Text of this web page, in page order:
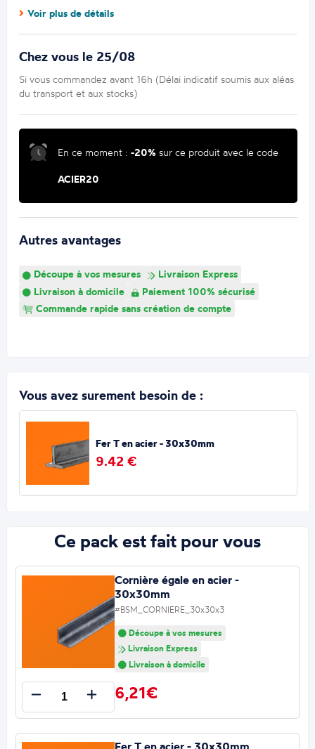
Voir plus de détails
Chez vous le 25/08
Si vous commandez avant 16h (Délai indicatif soumis aux aléas
du transport et aux stocks)
En ce moment :-20% sur ce produit avec le code
ACIER20
Autres avantages
Découpe à vos mesures
Livraison Express
Livraison à domicile
Paiement 100% sécurisé
Commande rapide sans création de compte
Vous avez surement besoin de :
Fer T en acier - 30x30mm
9.42 €
Ce pack est fait pour vous
Cornière égale en acier -
30x30mm
#BSM_CORNIERE_30x30x3
Découpe à vos mesures
Livraison Express
Livraison à domicile
6,21€